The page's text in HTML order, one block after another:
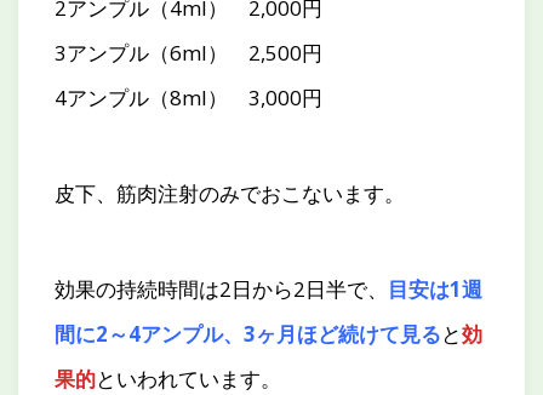
2アンプル（4ml） 2,000円
3アンプル（6ml） 2,500円
4アンプル（8ml） 3,000円
皮下、筋肉注射のみでおこないます。
効果の持続時間は2日から2日半で、 目安は1週
間に2～4アンプル、3ヶ月ほど続けて見ると効
果的といわれています。